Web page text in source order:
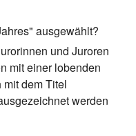
ausgewählt?
und Juroren
mit einer lobenden
dem Titel
werden